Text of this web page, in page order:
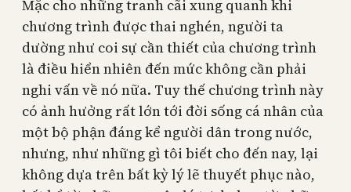
Mặc cho những tranh cãi xung quanh khi
chương trình được thai nghén, người ta
dường như coi sự cần thiết của chương trình
là điều hiển nhiên đến mức không cần phải
nghi vấn về nó nữa. Tuy thế chương trình này
có ảnh hưởng rất lớn tới đời sống cá nhân của
một bộ phận đáng kể người dân trong nước,
nhưng, như những gì tôi biết cho đến nay, lại
không dựa trên bất kỳ lý lẽ thuyết phục nào,